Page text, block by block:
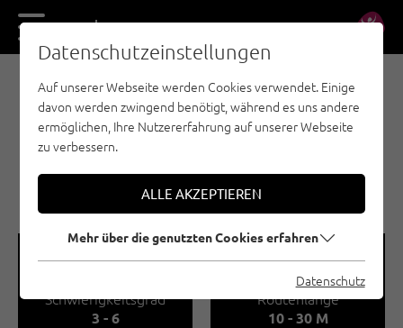
DE EN
SPORTKLETTERN - PAZNAUN - ISCHGL
SPORTKLETTERGARTEN
NIEDERELBEHÜTTE
🅟 Familienfreundlich
🞽
Schwierigkeitsgrad
3 - 6
🔹
Routenlänge
10 - 30 M
Datenschutzeinstellungen
Auf unserer Webseite werden Cookies verwendet. Einige
davon werden zwingend benötigt, während es uns andere
ermöglichen, Ihre Nutzererfahrung auf unserer Webseite
zu verbessern.
ALLE AKZEPTIEREN
Mehr über die genutzten Cookies erfahren
Datenschutz